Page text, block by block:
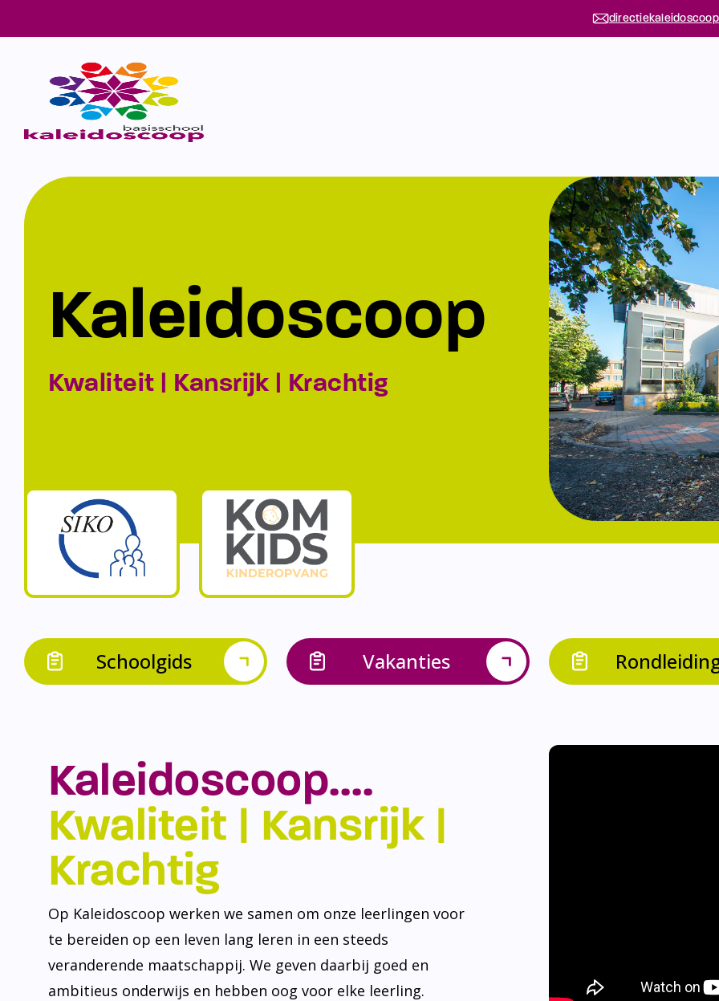
Kaleidoscoop
Kwaliteit | Kansrijk | Krachtig
Schoolgids Vakanties
Kaleidoscoop….
Kwaliteit | Kansrijk |
Krachtig
Op Kaleidoscoop werken we samen om onze leerlingen voor
te bereiden op een leven lang leren in een steeds
veranderende maatschappij. We geven daarbij goed en
ambitieus onderwijs en hebben oog voor elke leerling.